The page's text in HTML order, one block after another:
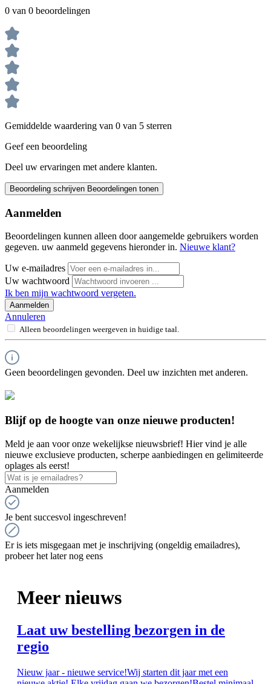
0 van 0 beoordelingen
Gemiddelde waardering van 0 van 5 sterren
Geef een beoordeling
Deel uw ervaringen met andere klanten.
Beoordeling schrijven Beoordelingen tonen
Aanmelden
Beoordelingen kunnen alleen door aangemelde gebruikers worden
gegeven. uw aanmeld gegevens hieronder in. Nieuwe klant?
Uw e-mailadres
Uw wachtwoord
Ik ben mijn wachtwoord vergeten.
Aanmelden
Annuleren
Alleen beoordelingen weergeven in huidige taal.
Geen beoordelingen gevonden. Deel uw inzichten met anderen.
Blijf op de hoogte van onze nieuwe producten!
Meld je aan voor onze wekelijkse nieuwsbrief! Hier vind je alle
nieuwe exclusieve producten, scherpe aanbiedingen en gelimiteerde
oplages als eerst!
Aanmelden
Je bent succesvol ingeschreven!
Er is iets misgegaan met je inschrijving (ongeldig emailadres),
probeer het later nog eens
Meer nieuws
Laat uw bestelling bezorgen in de
regio
Nieuw jaar - nieuwe service!Wij starten dit jaar met een